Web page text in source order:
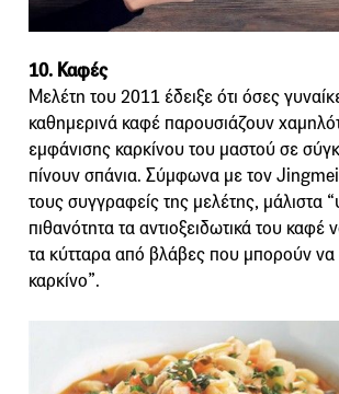
10. Καφές
Μελέτη του 2011 έδειξε ότι όσες
καθημερινά καφέ παρουσιάζουν
εμφάνισης καρκίνου του μαστού σε
πίνουν σπάνια. Σύμφωνα με τον
τους συγγραφείς της μελέτης, μάλιστα
πιθανότητα τα αντιοξειδωτικά του καφέ
τα κύτταρα από βλάβες που μπορούν
καρκίνο”.